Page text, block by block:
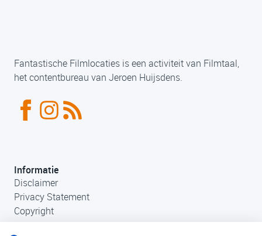
Fantastische Filmlocaties is een activiteit van Filmtaal,
het contentbureau van Jeroen Huijsdens.
Informatie
Disclaimer
Privacy Statement
Copyright